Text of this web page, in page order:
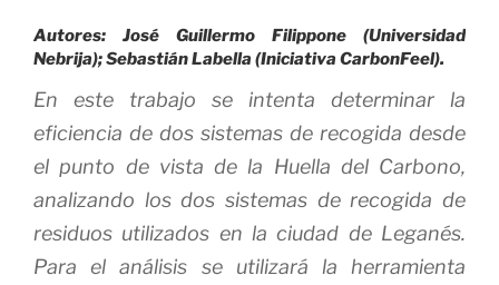
Autores: José Guillermo Filippone (Universidad
Nebrija); Sebastián Labella (Iniciativa CarbonFeel).
En este trabajo se intenta determinar la
eficiencia de dos sistemas de recogida desde
el punto de vista de la Huella del Carbono,
analizando los dos sistemas de recogida de
residuos utilizados en la ciudad de Leganés.
Para el análisis se utilizará la herramienta